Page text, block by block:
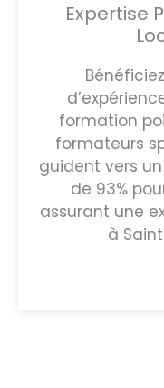
Expertise
formation
formateurs
guident vers
de 93%
assurant une
à